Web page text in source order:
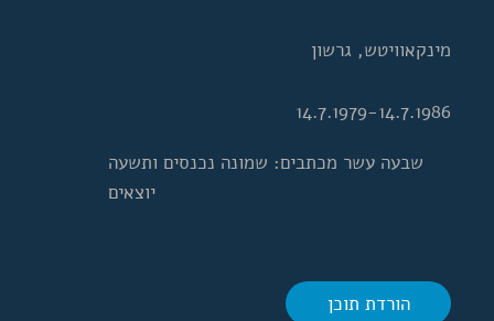
הורדת תוכן
שבעה עשר מכתבים: שמונה נכנסים ותשעה
יוצאים
14.7.1979-14.7.1986
מינקאוויטש, גרשון